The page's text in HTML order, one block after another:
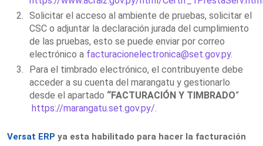
Solicitar el acceso al ambiente de pruebas, solicitar el
CSC o adjuntar la declaración jurada del cumplimiento
de las pruebas, esto se puede enviar por correo
electrónico a facturacionelectronica@set.gov.py.
Para el timbrado electrónico, el contribuyente debe
acceder a su cuenta del marangatu y gestionarlo
desde el apartado “FACTURACIÓN Y TIMBRADO”
https://marangatu.set.gov.py/.
Versat ERP ya esta habilitado para hacer la facturación